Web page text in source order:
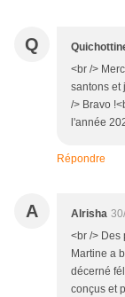
Q
<br />
santons et
/> Bravo
l'année
Répondre
A Alrisha
<br /> Des
Martine a
décerné
conçus et